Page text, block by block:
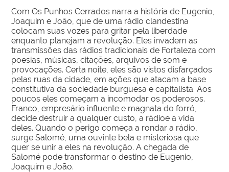
Com Os Punhos Cerrados narra a história de Eugenio,
Joaquim e João, que de uma rádio clandestina
colocam suas vozes para gritar pela liberdade
enquanto planejam a revolução. Eles invadem as
transmissões das rádios tradicionais de Fortaleza com
poesias, músicas, citações, arquivos de som e
provocações. Certa noite, eles são vistos disfarçados
pelas ruas da cidade, em ações que atacam a base
constitutiva da sociedade burguesa e capitalista. Aos
poucos eles começam a incomodar os poderosos.
Franco, empresário influente e magnata do forró,
decide destruir a qualquer custo, a rádioe a vida
deles. Quando o perigo começa a rondar a rádio,
surge Salomé, uma ouvinte bela e misteriosa que
quer se unir a eles na revolução. A chegada de
Salomé pode transformar o destino de Eugenio,
Joaquim e João.